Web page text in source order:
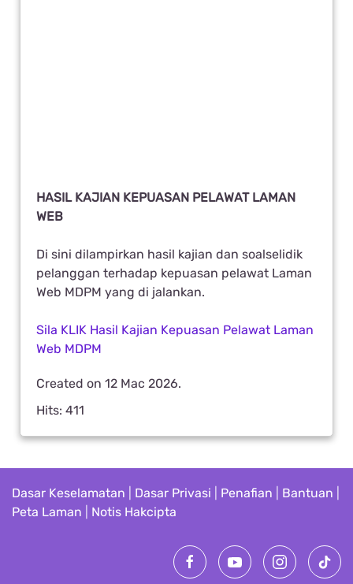
HASIL KAJIAN KEPUASAN PELAWAT LAMAN
WEB
Di sini dilampirkan hasil kajian dan soalselidik
pelanggan terhadap kepuasan pelawat Laman
Web MDPM yang di jalankan.
Sila KLIK Hasil Kajian Kepuasan Pelawat Laman
Web MDPM
Created on12 Mac 2026.
Hits: 411
Dasar Keselamatan Dasar Privasi Penafian Bantuan
Peta Laman
Notis Hakcipta